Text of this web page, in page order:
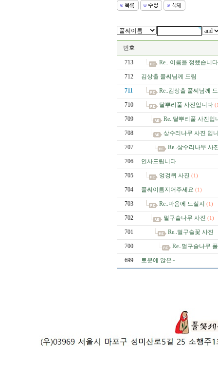
번호
713 Re.. 이름을 정했습니다
712 김상출 풀씨님께 드림
711 Re..김상출 풀씨님께
710 달뿌리풀 사진입니다
709 Re..달뿌리풀 사진입
708 상수리나무 사진 입
707 Re..상수리나무 사
706 인사드립니다.
705 엉겅퀴 사진 (1)
704 풀씨이름지어주세요 (1)
703 Re..마음에 드실지 (1)
702 멀구슬나무 사진 (1)
701 Re..멀구슬꽃 사진
700 Re..멀구슬나무
699 토분에 앉은~